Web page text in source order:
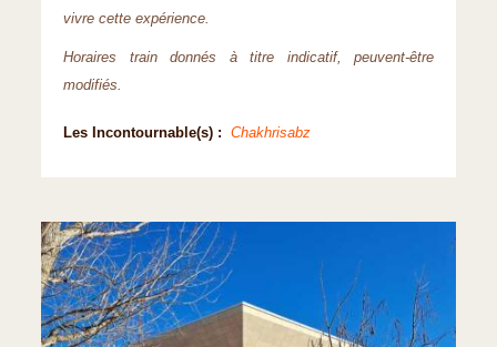
vivre cette expérience.
Horaires train donnés à titre indicatif, peuvent-être
modifiés.
Les Incontournable(s) : Chakhrisabz